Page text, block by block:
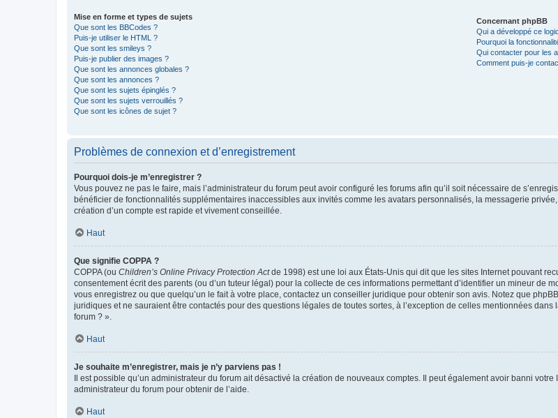
Mise en forme et types de sujets
Que sont les BBCodes ?
Puis-je utiliser le HTML ?
Que sont les smileys ?
Puis-je publier des images ?
Que sont les annonces globales ?
Que sont les annonces ?
Que sont les sujets épinglés ?
Que sont les sujets verrouillés ?
Que sont les icônes de sujet ?
Concernant phpBB
Qui a développé ce
Pourquoi la
Qui contacter pour les
Comment puis-je
Problèmes de connexion et d’enregistrement
Pourquoi dois-je m’enregistrer ?
Vous pouvez ne pas le faire, mais l’administrateur du forum peut avoir configuré les forums afin qu’il soit nécessaire de
bénéficier de fonctionnalités supplémentaires inaccessibles aux invités comme les avatars personnalisés, la messagerie
création d’un compte est rapide et vivement conseillée.
Haut
Que signifie COPPA ?
COPPA (ou Children’s Online Privacy Protection Actde 1998) est une loi aux États-Unis qui dit que les sites Internet pouvant
consentement écrit des parents (ou d’un tuteur légal) pour la collecte de ces informations permettant d’identifier un mineur de
vous enregistrez ou que quelqu’un le fait à votre place, contactez un conseiller juridique pour obtenir son avis. Notez que
juridiques et ne sauraient être contactés pour des questions légales de toutes sortes, à l’exception de celles mentionnées
forum ? ».
Haut
Je souhaite m’enregistrer, mais je n’y parviens pas !
Il est possible qu’un administrateur du forum ait désactivé la création de nouveaux comptes. Il peut également avoir banni
administrateur du forum pour obtenir de l’aide.
Haut